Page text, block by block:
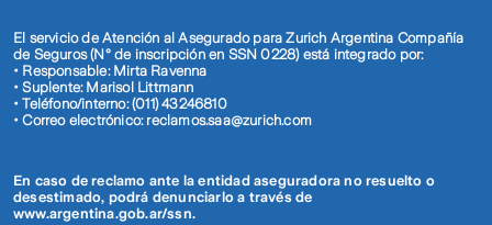
El servicio de Atención al Asegurado para Zurich Argentina Compañía
de Seguros (N° de inscripción en SSN 0228) está integrado por:
• Responsable: Mirta Ravenna
• Suplente: Marisol Littmann
• Teléfono/interno: (011) 43246810
• Correo electrónico: reclamos.saa@zurich.com
En caso de reclamo ante la entidad aseguradora no resuelto o
desestimado, podrá denunciarlo a través de
www.argentina.gob.ar/ssn.